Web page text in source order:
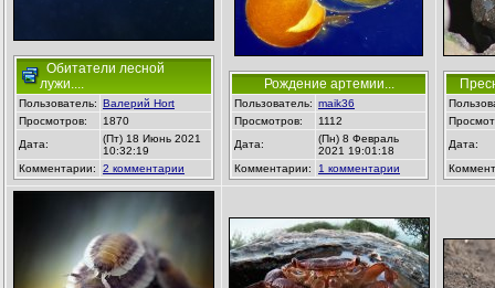
Обитатели лесной
лужи....
Пользователь: Валерий Hort
Просмотров:
1870
Дата:
(Пт) 18 Июнь 2021
10:32:19
Комментарии:
2 комментарии
Рождение артемии...
Пользователь: maik36
Просмотров:
1112
Дата:
(Пн) 8 Февраль
2021 19:01:18
Комментарии:
1 комментарии
Дата: